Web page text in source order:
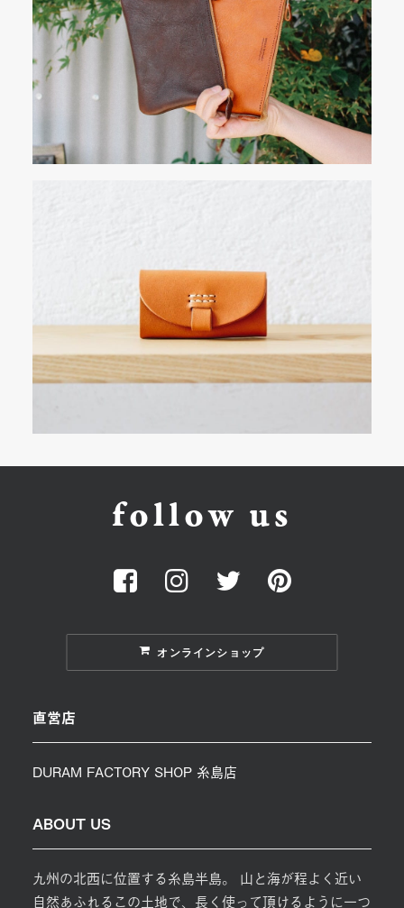
follow us
オンラインショップ
直営店
DURAM FACTORY SHOP 糸島店
ABOUT US
九州の北西に位置する糸島半島。 山と海が程よく近い
自然あふれるこの土地で、長く使って頂けるように一つ